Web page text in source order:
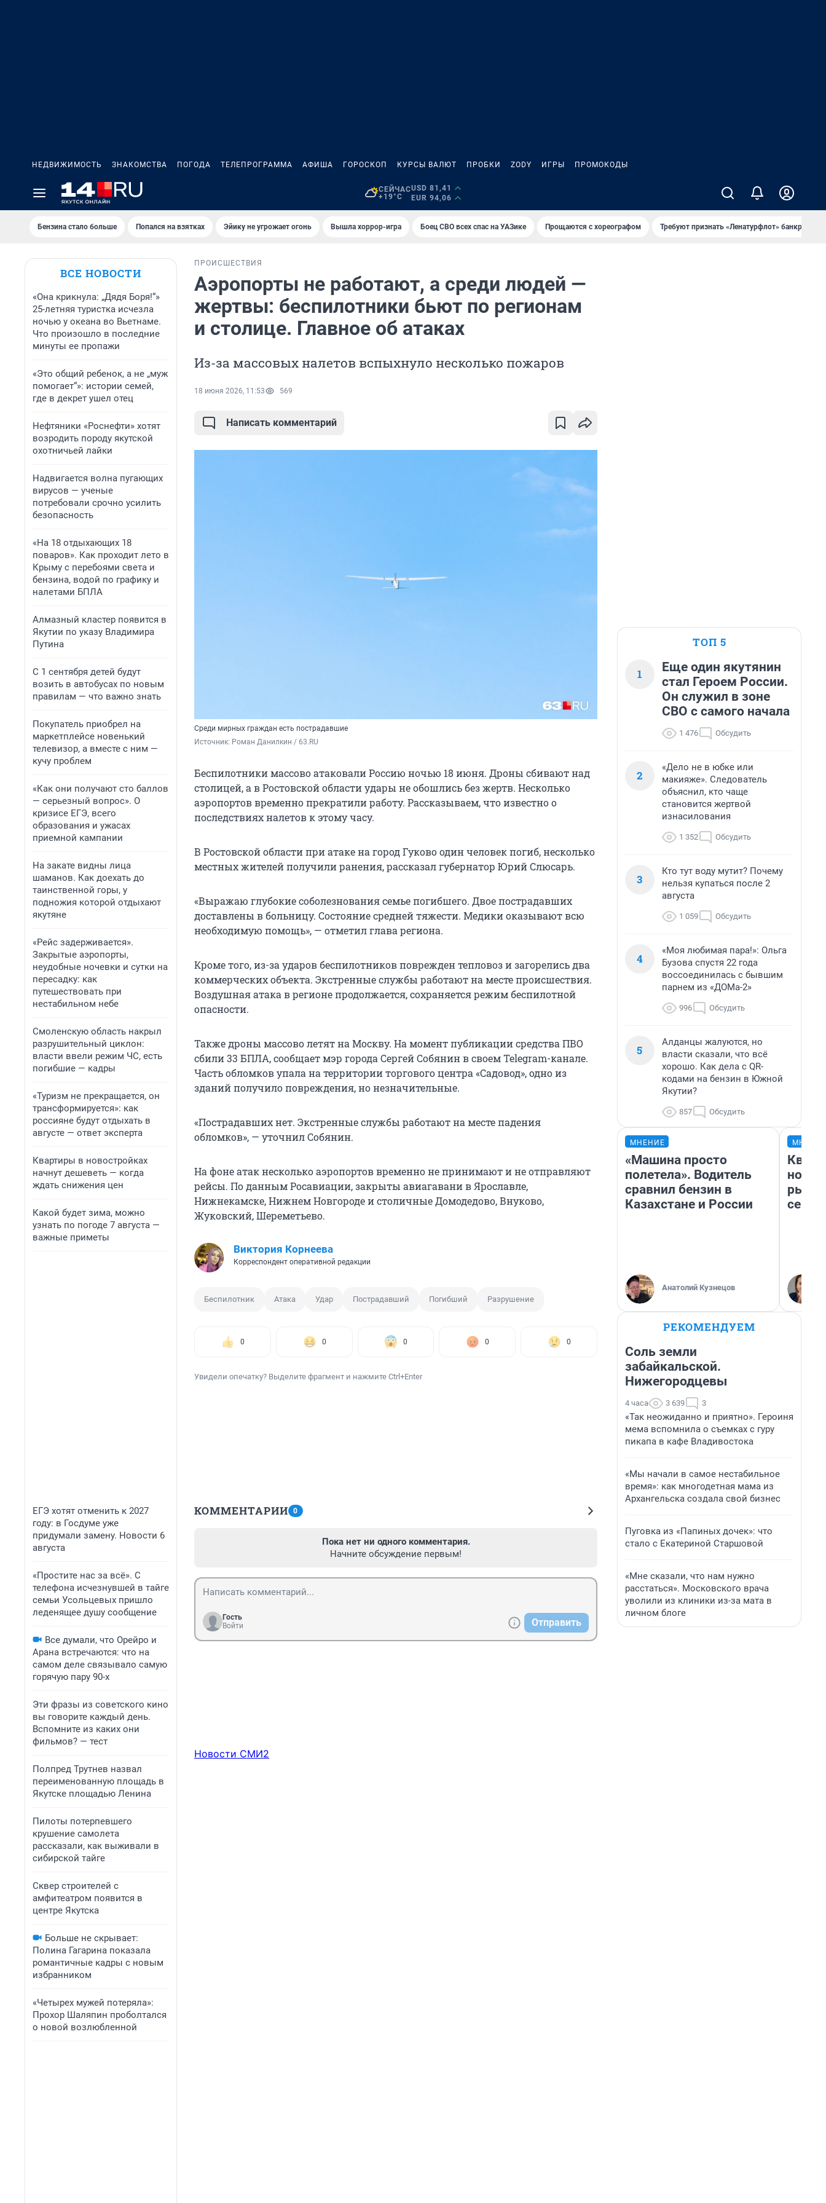
НЕДВИЖИМОСТЬ ЗНАКОМСТВА ПОГОДА ТЕЛЕПРОГРАММА АФИША ГОРОСКОП КУРСЫ ВАЛЮТ ПРОБКИ ZODY ИГРЫ ПРОМОКОДЫ
СЕЙЧАС
+19°C
USD 81,41
EUR 94,06
Бензина стало больше Попался на взятках Эйику не угрожает огонь Вышла хоррор-игра Боец СВО всех спас на УАЗике Прощаются с хореографом Требуют признать «Ленатурфлот» банкротом
ВСЕ НОВОСТИ
«Она крикнула: „Дядя Боря!“»
25-летняя туристка исчезла
ночью у океана во Вьетнаме.
Что произошло в последние
минуты ее пропажи
«Это общий ребенок, а не „муж
помогает“»: истории семей,
где в декрет ушел отец
Нефтяники «Роснефти» хотят
возродить породу якутской
охотничьей лайки
Надвигается волна пугающих
вирусов — ученые
потребовали срочно усилить
безопасность
«На 18 отдыхающих 18
поваров». Как проходит лето в
Крыму с перебоями света и
бензина, водой по графику и
налетами БПЛА
Алмазный кластер появится в
Якутии по указу Владимира
Путина
С 1 сентября детей будут
возить в автобусах по новым
правилам — что важно знать
Покупатель приобрел на
маркетплейсе новенький
телевизор, а вместе с ним —
кучу проблем
«Как они получают сто баллов
— серьезный вопрос». О
кризисе ЕГЭ, всего
образования и ужасах
приемной кампании
На закате видны лица
шаманов. Как доехать до
таинственной горы, у
подножия которой отдыхают
якутяне
«Рейс задерживается».
Закрытые аэропорты,
неудобные ночевки и сутки на
пересадку: как
путешествовать при
нестабильном небе
Смоленскую область накрыл
разрушительный циклон:
власти ввели режим ЧС, есть
погибшие — кадры
«Туризм не прекращается, он
трансформируется»: как
россияне будут отдыхать в
августе — ответ эксперта
Квартиры в новостройках
начнут дешеветь — когда
ждать снижения цен
Какой будет зима, можно
узнать по погоде 7 августа —
важные приметы
ЕГЭ хотят отменить к 2027
году: в Госдуме уже
придумали замену. Новости 6
августа
«Простите нас за всё». С
телефона исчезнувшей в тайге
семьи Усольцевых пришло
леденящее душу сообщение
Все думали, что Орейро и
Арана встречаются: что на
самом деле связывало самую
горячую пару 90-х
Эти фразы из советского кино
вы говорите каждый день.
Вспомните из каких они
фильмов? — тест
Полпред Трутнев назвал
переименованную площадь в
Якутске площадью Ленина
Пилоты потерпевшего
крушение самолета
рассказали, как выживали в
сибирской тайге
Сквер строителей с
амфитеатром появится в
центре Якутска
Больше не скрывает:
Полина Гагарина показала
романтичные кадры с новым
избранником
«Четырех мужей потеряла»:
Прохор Шаляпин проболтался
о новой возлюбленной
ПРОИСШЕСТВИЯ
Аэропорты не работают, а среди людей —
жертвы: беспилотники бьют по регионам
и столице. Главное об атаках
Из-за массовых налетов вспыхнуло несколько пожаров
18 июня 2026, 11:53 569
Написать комментарий
Среди мирных граждан есть пострадавшие
Источник: Роман Данилкин / 63.RU
Беспилотники массово атаковали Россию ночью 18 июня. Дроны сбивают над
столицей, а в Ростовской области удары не обошлись без жертв. Несколько
аэропортов временно прекратили работу. Рассказываем, что известно о
последствиях налетов к этому часу.
В Ростовской области при атаке на город Гуково один человек погиб, несколько
местных жителей получили ранения, рассказал губернатор Юрий Слюсарь.
«Выражаю глубокие соболезнования семье погибшего. Двое пострадавших
доставлены в больницу. Состояние средней тяжести. Медики оказывают всю
необходимую помощь», — отметил глава региона.
Кроме того, из-за ударов беспилотников поврежден тепловоз и загорелись два
коммерческих объекта. Экстренные службы работают на месте происшествия.
Воздушная атака в регионе продолжается, сохраняется режим беспилотной
опасности.
Также дроны массово летят на Москву. На момент публикации средства ПВО
сбили 33 БПЛА, сообщает мэр города Сергей Собянин в своем Telegram-канале.
Часть обломков упала на территории торгового центра «Садовод», одно из
зданий получило повреждения, но незначительные.
«Пострадавших нет. Экстренные службы работают на месте падения
обломков», — уточнил Собянин.
На фоне атак несколько аэропортов временно не принимают и не отправляют
рейсы. По данным Росавиации, закрыты авиагавани в Ярославле,
Нижнекамске, Нижнем Новгороде и столичные Домодедово, Внуково,
Жуковский, Шереметьево.
Виктория Корнеева
Корреспондент оперативной редакции
Беспилотник Атака Удар Пострадавший Погибший Разрушение
0 0 0 0 0
Увидели опечатку? Выделите фрагмент и нажмите Ctrl+Enter
КОММЕНТАРИИ 0
Пока нет ни одного комментария.
Начните обсуждение первым!
Гость
Войти
Отправить
Новости СМИ2
ТОП 5
1
Еще один якутянин
стал Героем России.
Он служил в зоне
СВО с самого начала
1 476 Обсудить
2
«Дело не в юбке или
макияже». Следователь
объяснил, кто чаще
становится жертвой
изнасилования
1 352 Обсудить
3
Кто тут воду мутит? Почему
нельзя купаться после 2
августа
1 059 Обсудить
4
«Моя любимая пара!»: Ольга
Бузова спустя 22 года
воссоединилась с бывшим
парнем из «ДОМа-2»
996 Обсудить
5
Алданцы жалуются, но
власти сказали, что всё
хорошо. Как дела с QR-
кодами на бензин в Южной
Якутии?
857 Обсудить
МНЕНИЕ
«Машина просто
полетела». Водитель
сравнил бензин в
Казахстане и России
Анатолий Кузнецов
но
РЕКОМЕНДУЕМ
Соль земли
забайкальской.
Нижегородцевы
4 часа 3 639 3
«Так неожиданно и приятно». Героиня
мема вспомнила о съемках с гуру
пикапа в кафе Владивостока
«Мы начали в самое нестабильное
время»: как многодетная мама из
Архангельска создала свой бизнес
Пуговка из «Папиных дочек»: что
стало с Екатериной Старшовой
«Мне сказали, что нам нужно
расстаться». Московского врача
уволили из клиники из-за мата в
личном блоге